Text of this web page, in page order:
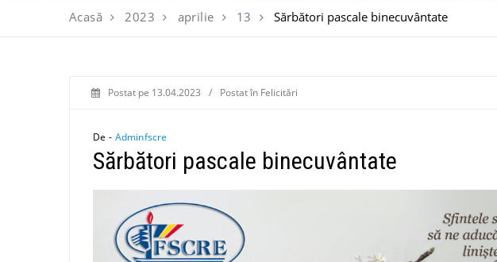
Acasă 2023 aprilie 13 Sărbători pascale binecuvântate
Postat pe 13.04.2023 / Postat în Felicitări
De - Adminfscre
Sărbători pascale binecuvântate